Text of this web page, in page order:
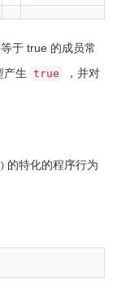
于 true 的成员常
产生 true
，并对
的特化的程序行为